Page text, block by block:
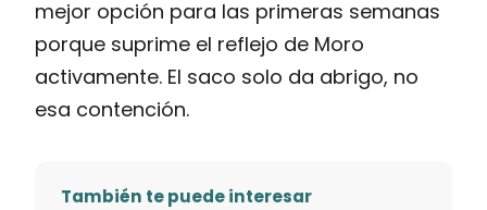
mejor opción para las primeras semanas
porque suprime el reflejo de Moro
activamente. El saco solo da abrigo, no
esa contención.
También te puede interesar